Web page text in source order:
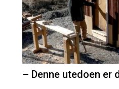
– Denne utedoen er